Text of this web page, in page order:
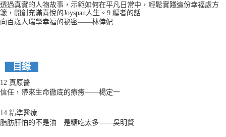
透過真實的人物故事，示範如何在平凡日常中，輕鬆實踐這份幸福處方
箋，開創充滿喜悅的Joyspan人生。 9 編者的話
向百歲人瑞學幸福的祕密——林倖妃
目錄
12 真原醫
信任，帶來生命徹底的療癒——楊定一
14 精準醫療
脂肪肝怕的不是油 是糖吃太多——吳明賢